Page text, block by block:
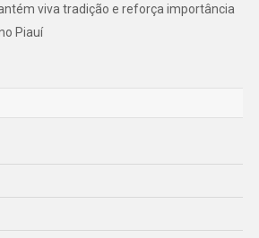
viva tradição e reforça importância
Piauí